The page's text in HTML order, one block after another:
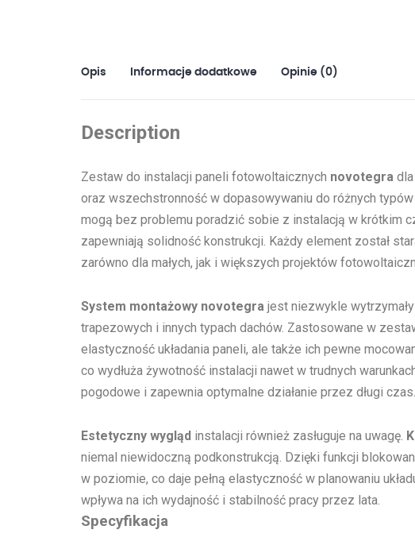
Opis Informacje dodatkowe Opinie (0)
Description
Zestaw do instalacji paneli fotowoltaicznych novotegra
oraz wszechstronność w dopasowywaniu do różnych
mogą bez problemu poradzić sobie z instalacją w krótkim
zapewniają solidność konstrukcji. Każdy element został
zarówno dla małych, jak i większych projektów
System montażowy novotegra jest niezwykle
trapezowych i innych typach dachów. Zastosowane w
elastyczność układania paneli, ale także ich pewne
co wydłuża żywotność instalacji nawet w trudnych
pogodowe i zapewnia optymalne działanie przez długi czas.
Estetyczny wygląd instalacji również zasługuje na uwagę.
niemal niewidoczną podkonstrukcją. Dzięki funkcji
w poziomie, co daje pełną elastyczność w planowaniu
wpływa na ich wydajność i stabilność pracy przez lata.
Specyfikacja